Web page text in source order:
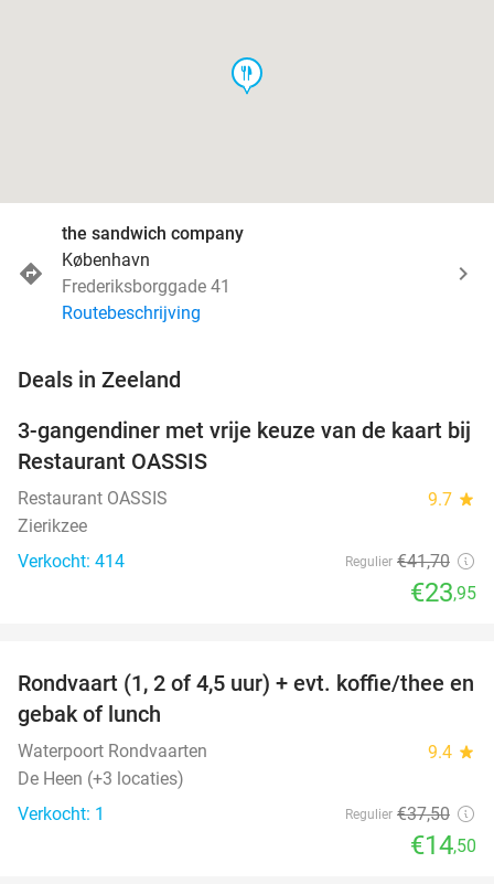
food
the sandwich company
København
Frederiksborggade 41
Routebeschrijving
Deals in Zeeland
43%
3-gangendiner met vrije keuze van de kaart bij
Restaurant OASSIS
Restaurant OASSIS 9.7 star
Zierikzee
Verkocht: 414
Regulier €41,70
€23,95
61%
TODAY
Rondvaart (1, 2 of 4,5 uur) + evt. koffie/thee en
gebak of lunch
Waterpoort Rondvaarten 9.4 star
De Heen (+3 locaties)
Verkocht: 1
Regulier €37,50
€14,50